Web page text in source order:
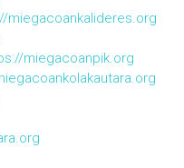
miegacoankalideres.org
miegacoanpik.org